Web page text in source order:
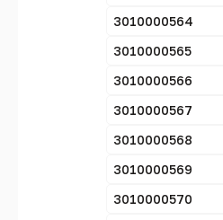
3010000564
3010000565
3010000566
3010000567
3010000568
3010000569
3010000570